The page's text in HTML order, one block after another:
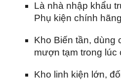
Là nhà nhập khẩu
Phụ kiện chính hãng
Kho Biến tần, dùng
mượn tạm trong
Kho linh kiện lớn,